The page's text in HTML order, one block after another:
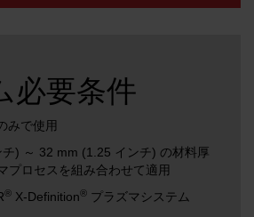
必要条件
みで使用
) ～ 32 mm (1.25 インチ) の材料厚
プロセスを組み合わせて適用
® X-Definition® プラズマシステム